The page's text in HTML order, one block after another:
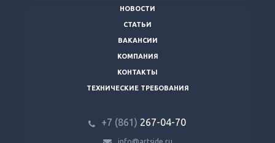
НОВОСТИ
СТАТЬИ
ВАКАНСИИ
КОМПАНИЯ
КОНТАКТЫ
ТЕХНИЧЕСКИЕ ТРЕБОВАНИЯ
+7 (861) 267-04-70